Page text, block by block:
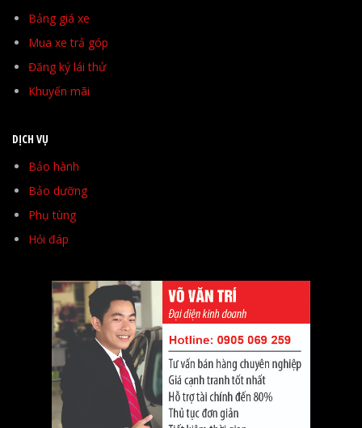
Bảng giá xe
Mua xe trả góp
Đăng ký lái thử
Khuyến mãi
DỊCH VỤ
Bảo hành
Bảo dưỡng
Phụ tùng
Hỏi đáp